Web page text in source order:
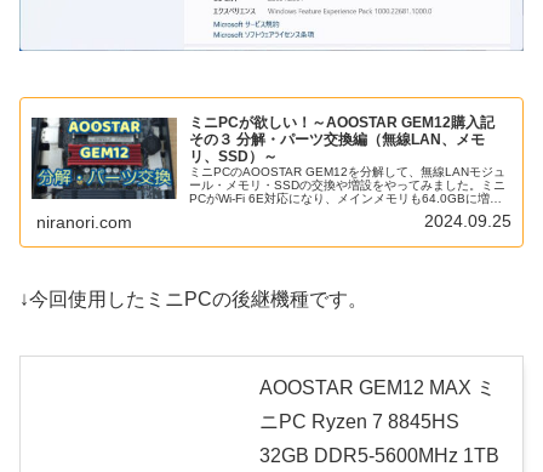
ミニPCが欲しい！～AOOSTAR GEM12購入記
その３ 分解・パーツ交換編（無線LAN、メモ
リ、SSD）～
ミニPCのAOOSTAR GEM12を分解して、無線LANモジュ
ール・メモリ・SSDの交換や増設をやってみました。ミニ
PCがWi-Fi 6E対応になり、メインメモリも64.0GBに増え
SSDが1TB+2TBの構成へ変更できました。ミニPCの分
かの不具合が出たとしても当方は一切責任を負いかねます
niranori.com 2024.09.25
↓今回使用したミニPCの後継機種です。
AOOSTAR GEM12 MAX ミ
ニPC Ryzen 7 8845HS
32GB DDR5-5600MHz 1TB